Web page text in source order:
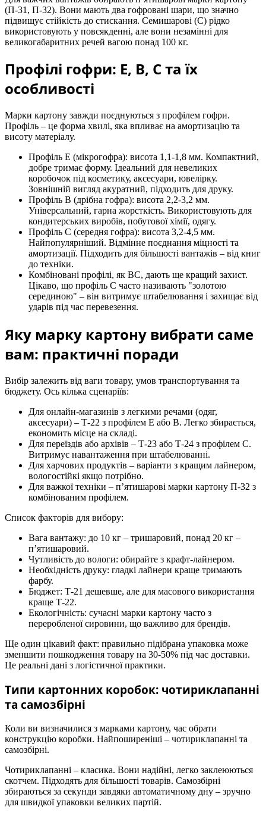
(П-31, П-32). Вони мають два гофровані шари, що значно
підвищує стійкість до стискання. Семишарові (С) рідко
використовують у повсякденні, але вони незамінні для
великогабаритних речей вагою понад 100 кг.
Профілі гофри: Е, В, С та їх
особливості
Марки картону завжди поєднуються з профілем гофри.
Профіль – це форма хвилі, яка впливає на амортизацію та
висоту матеріалу.
Профіль Е (мікрогофра): висота 1,1-1,8 мм. Компактний,
добре тримає форму. Ідеальний для невеликих
коробочок під косметику, аксесуари, ювелірку.
Зовнішній вигляд акуратний, підходить для друку.
Профіль В (дрібна гофра): висота 2,2-3,2 мм.
Універсальний, гарна жорсткість. Використовують для
кондитерських виробів, побутової хімії, одягу.
Профіль С (середня гофра): висота 3,2-4,5 мм.
Найпопулярніший. Відмінне поєднання міцності та
амортизації. Підходить для більшості вантажів – від книг
до техніки.
Комбіновані профілі, як ВС, дають ще кращий захист.
Цікаво, що профіль С часто називають "золотою
серединою" – він витримує штабелювання і захищає від
ударів під час перевезення.
Яку марку картону вибрати саме
вам: практичні поради
Вибір залежить від ваги товару, умов транспортування та
бюджету. Ось кілька сценаріїв:
Для онлайн-магазинів з легкими речами (одяг,
аксесуари) – Т-22 з профілем Е або В. Легко збирається,
економить місце на складі.
Для переїздів або архівів – Т-23 або Т-24 з профілем С.
Витримує навантаження при штабелюванні.
Для харчових продуктів – варіанти з кращим лайнером,
вологостійкі якщо потрібно.
Для важкої техніки – п’ятишарові марки картону П-32 з
комбінованим профілем.
Список факторів для вибору:
Вага вантажу: до 10 кг – тришаровий, понад 20 кг –
п’ятишаровий.
Чутливість до вологи: обирайте з крафт-лайнером.
Необхідність друку: гладкі лайнери краще тримають
фарбу.
Бюджет: Т-21 дешевше, але для масового використання
краще Т-22.
Екологічність: сучасні марки картону часто з
переробленої сировини, що важливо для брендів.
Ще один цікавий факт: правильно підібрана упаковка може
зменшити пошкодження товару на 30-50% під час доставки.
Це реальні дані з логістичної практики.
Типи картонних коробок: чотириклапанні
та самозбірні
Коли ви визначилися з марками картону, час обрати
конструкцію коробки. Найпоширеніші – чотириклапанні та
самозбірні.
Чотириклапанні – класика. Вони надійні, легко заклеюються
скотчем. Підходять для більшості товарів. Самозбірні
збираються за секунди завдяки автоматичному дну – зручно
для швидкої упаковки великих партій.